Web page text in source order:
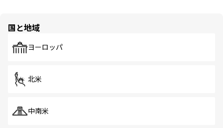
国と地域
ヨーロッパ
北米
中南米